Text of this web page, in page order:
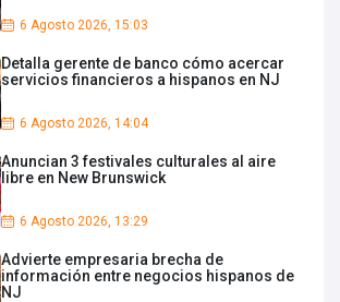
6 Agosto 2026, 15:03
Detalla gerente de banco cómo acercar
servicios financieros a hispanos en NJ
6 Agosto 2026, 14:04
Anuncian 3 festivales culturales al aire
libre en New Brunswick
6 Agosto 2026, 13:29
Advierte empresaria brecha de
información entre negocios hispanos de
NJ